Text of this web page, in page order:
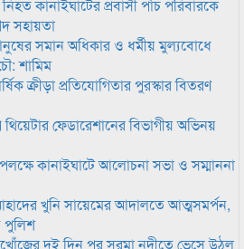
কানাইঘাটের প্রবাসী পাঁচ পরিবারকে
সহায়তা
সমান অধিকার ও ধর্মীয় মুল্যবোধে
শামিম
ক্রীড়া প্রতিযোগিতার পুরস্কার বিতরণ
ফেডারেশানের বিভাগীয় অভিনয়
কানাইঘাটে আলোচনা সভা ও সম্মাননা
খুনি সায়েমের আদালতে আত্মসমর্পন,
পুলিশ
দুই দিন পর সুরমা নদীতে ভেসে উঠল